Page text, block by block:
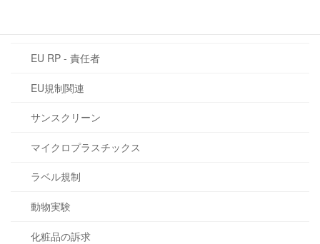
EU RP - 責任者
EU規制関連
サンスクリーン
マイクロプラスチックス
ラベル規制
動物実験
化粧品の訴求